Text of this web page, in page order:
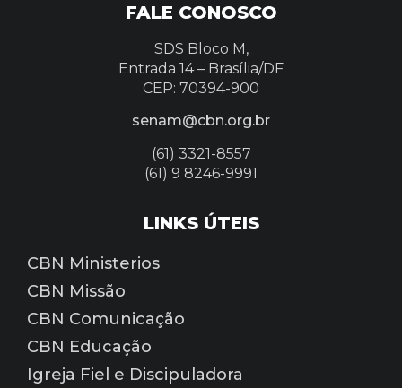
LINKS ÚTEIS
CBN Ministerios
CBN Missão
CBN Comunicação
CBN Educação
Igreja Fiel e Discipuladora
FALE CONOSCO
SDS Bloco M,
Entrada 14 – Brasília/DF
CEP: 70394-900
senam@cbn.org.br
(61) 3321-8557
(61) 9 8246-9991